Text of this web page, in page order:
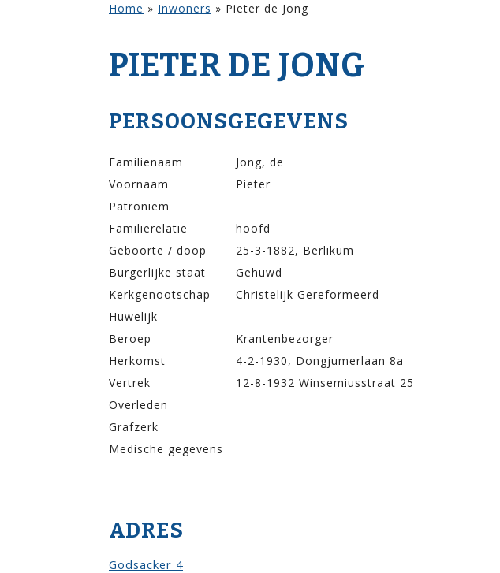
Home » Inwoners » Pieter de Jong
PIETER DE JONG
PERSOONSGEGEVENS
Familienaam
Jong, de
Voornaam
Pieter
Patroniem
Familierelatie
hoofd
Geboorte / doop
25-3-1882, Berlikum
Burgerlijke staat
Gehuwd
Kerkgenootschap
Christelijk Gereformeerd
Huwelijk
Beroep
Krantenbezorger
Herkomst
4-2-1930, Dongjumerlaan 8a
Vertrek
12-8-1932 Winsemiusstraat 25
Overleden
Grafzerk
Medische gegevens
ADRES
Godsacker 4